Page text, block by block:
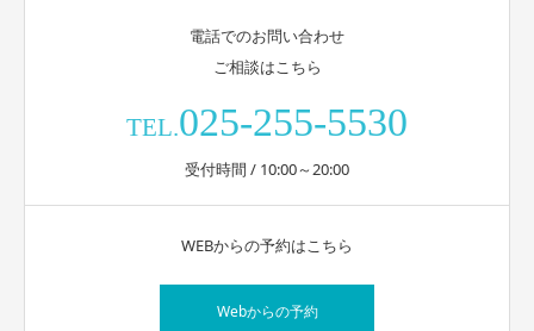
電話でのお問い合わせ
ご相談はこちら
TEL.025-255-5530
受付時間 / 10:00～20:00
WEBからの予約はこちら
Webからの予約